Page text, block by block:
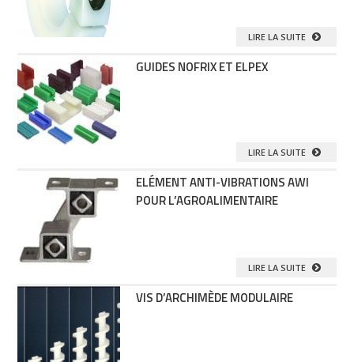
LIRE LA SUITE
GUIDES NOFRIX ET ELPEX
LIRE LA SUITE
ELÉMENT ANTI-VIBRATIONS AWI
POUR L’AGROALIMENTAIRE
LIRE LA SUITE
VIS D’ARCHIMÈDE MODULAIRE